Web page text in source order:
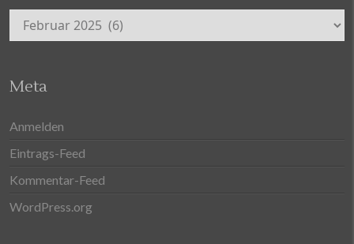
Archiv
Meta
Anmelden
Eintrags-Feed
Kommentar-Feed
WordPress.org